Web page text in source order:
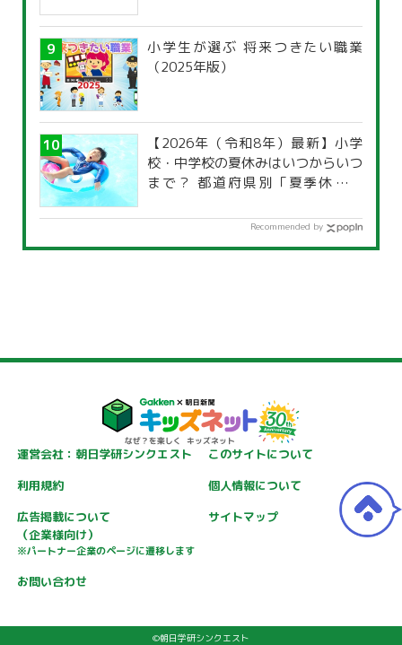
小学生が選ぶ 将来つきたい職業
（2025年版）
【2026年（令和8年）最新】小学
校・中学校の夏休みはいつからいつ
まで？ 都道府県別「夏季休暇一
Recommended by
運営会社：朝日学研シンクエスト
このサイトについて
利用規約
個人情報について
広告掲載について
（企業様向け）
※パートナー企業のページに遷移します
サイトマップ
お問い合わせ
©朝日学研シンクエスト